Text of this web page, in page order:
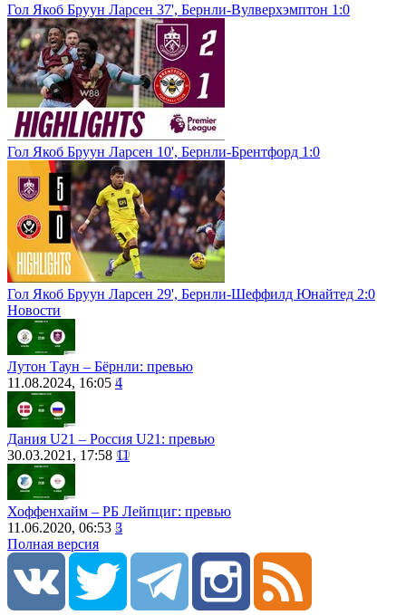
Гол Якоб Бруун Ларсен 37', Бернли-Вулверхэмптон 1:0
Гол Якоб Бруун Ларсен 10', Бернли-Брентфорд 1:0
Гол Якоб Бруун Ларсен 29', Бернли-Шеффилд Юнайтед 2:0
Новости
Лутон Таун – Бёрнли: превью
11.08.2024, 16:05 4
Дания U21 – Россия U21: превью
30.03.2021, 17:58 11
Хоффенхайм – РБ Лейпциг: превью
11.06.2020, 06:53 3
Полная версия